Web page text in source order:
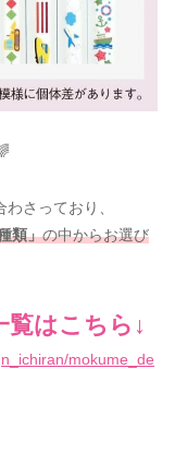
わさっており、
類」の中からお選び
覧はこちら↓
mokume_de